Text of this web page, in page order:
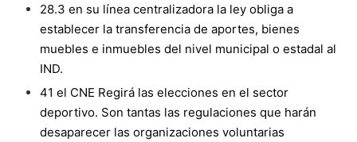
28.3 en su línea centralizadora la ley obliga a
establecer la transferencia de aportes, bienes
muebles e inmuebles del nivel municipal o estadal al
IND.
41 el CNE Regirá las elecciones en el sector
deportivo. Son tantas las regulaciones que harán
desaparecer las organizaciones voluntarias